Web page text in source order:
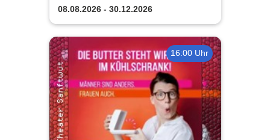
08.08.2026 - 30.12.2026
16:00 Uhr